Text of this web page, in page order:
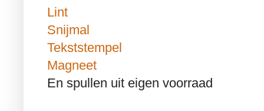
Lint
Snijmal
Tekststempel
Magneet
En spullen uit eigen voorraad